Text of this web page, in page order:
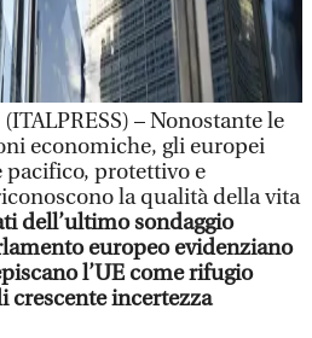
– Nonostante le
economiche, gli europei
pacifico, protettivo e
la qualità della vita
dell’ultimo sondaggio
europeo evidenziano
l’UE come rifugio
crescente incertezza